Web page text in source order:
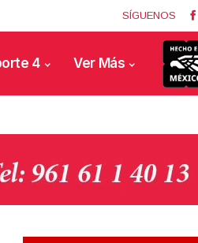
SÍGUENOS
4 Ver Más